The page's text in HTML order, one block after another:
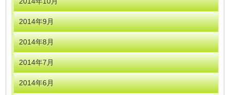
2014年9月
2014年8月
2014年7月
2014年6月